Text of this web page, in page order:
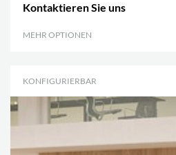
Kontaktieren Sie uns
MEHR OPTIONEN
KONFIGURIERBAR